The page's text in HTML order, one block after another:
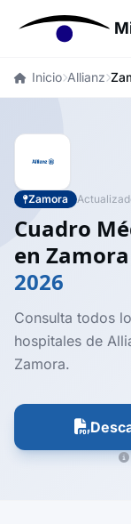
Inicio Allianz
Zamora
Cuadro
en Zamora
2026
Consulta todos
hospitales de
Zamora.